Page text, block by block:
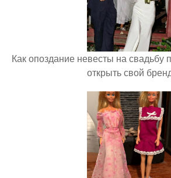
Как опоздание невесты на свадьбу
открыть свой